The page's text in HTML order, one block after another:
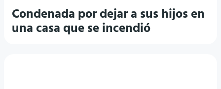
Condenada por dejar a sus hijos en
una casa que se incendió